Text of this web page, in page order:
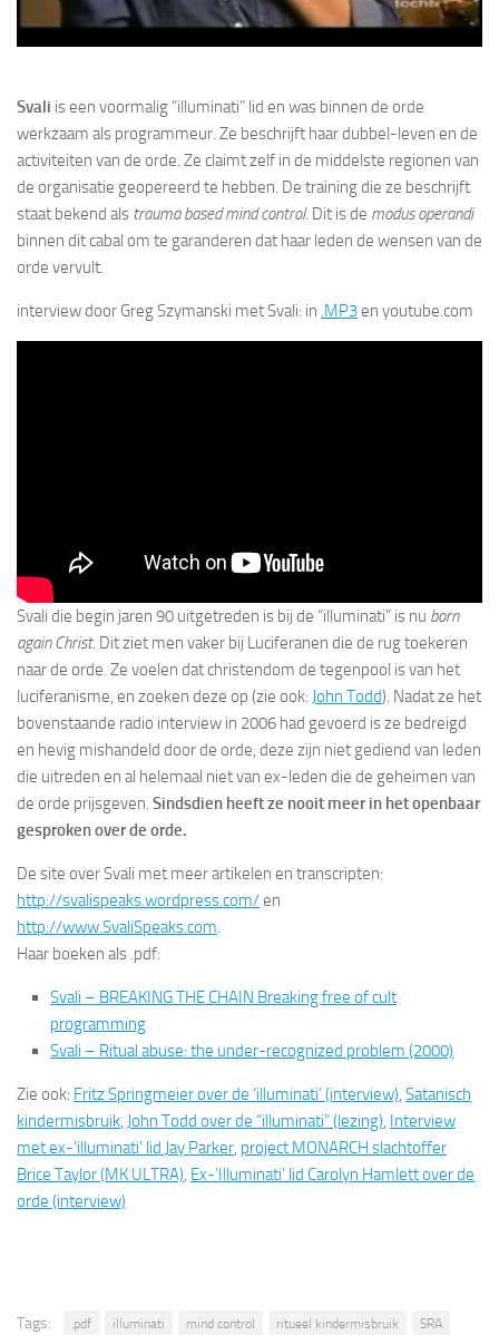
Svali is een voormalig “illuminati” lid en was binnen de orde
werkzaam als programmeur. Ze beschrijft haar dubbel-leven en de
activiteiten van de orde. Ze claimt zelf in de middelste regionen van
de organisatie geopereerd te hebben. De training die ze beschrijft
staat bekend als trauma based mind control. Dit is de modus operandi
binnen dit cabal om te garanderen dat haar leden de wensen van de
orde vervult.
interview door Greg Szymanski met Svali: in .MP3en youtube.com
Svali die begin jaren 90 uitgetreden is bij de “illuminati” is nu born
again Christ. Dit ziet men vaker bij Luciferanen die de rug toekeren
naar de orde. Ze voelen dat christendom de tegenpool is van het
luciferanisme, en zoeken deze op (zie ook: John Todd). Nadat ze het
bovenstaande radio interview in 2006 had gevoerd is ze bedreigd
en hevig mishandeld door de orde, deze zijn niet gediend van leden
die uitreden en al helemaal niet van ex-leden die de geheimen van
de orde prijsgeven. Sindsdien heeft ze nooit meer in het openbaar
gesproken over de orde.
De site over Svali met meer artikelen en transcripten:
http://svalispeaks.wordpress.com/en
http://www.SvaliSpeaks.com.
Haar boeken als .pdf:
Svali – BREAKING THE CHAIN Breaking free of cult
programming
Svali – Ritual abuse: the under-recognized problem (2000)
Zie ook: Fritz Springmeier over de ‘illuminati’ (interview), Satanisch
kindermisbruik, John Todd over de “illuminati” (lezing), Interview
met ex-’illuminati’ lid Jay Parker, project MONARCH slachtoffer
Brice Taylor (MK ULTRA), Ex-’Illuminati’ lid Carolyn Hamlett over de
orde (interview)
Tags: .pdf illuminati mind control ritueel kindermisbruik
SRA